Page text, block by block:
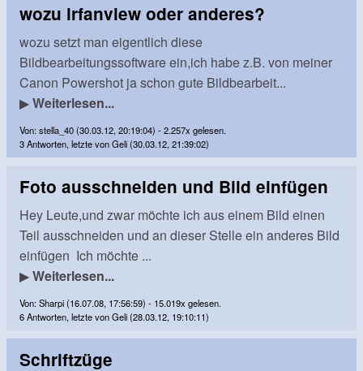
wozu irfanview oder anderes?
wozu setzt man eigentlich diese
Bildbearbeitungssoftware ein,ich habe z.B. von meiner
Canon Powershot ja schon gute Bildbearbeit...
▶Weiterlesen...
Von: stella_40 (30.03.12, 20:19:04) - 2.257x gelesen.
3 Antworten, letzte von Geli (30.03.12, 21:39:02)
Foto ausschneiden und Bild einfügen
Hey Leute,und zwar möchte ich aus einem Bild einen
Teil ausschneiden und an dieser Stelle ein anderes Bild
einfügen Ich möchte ...
▶Weiterlesen...
Von: Sharpi (16.07.08, 17:56:59) - 15.019x gelesen.
6 Antworten, letzte von Geli (28.03.12, 19:10:11)
Schriftzüge